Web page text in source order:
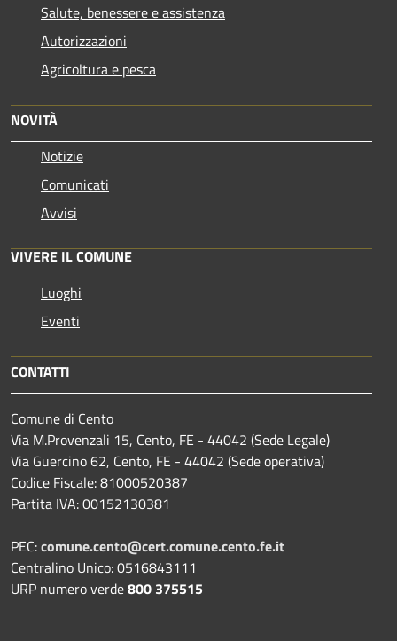
Salute, benessere e assistenza
Autorizzazioni
Agricoltura e pesca
NOVITÀ
Notizie
Comunicati
Avvisi
VIVERE IL COMUNE
Luoghi
Eventi
CONTATTI
Comune di Cento
Via M.Provenzali 15, Cento, FE - 44042 (Sede Legale)
Via Guercino 62, Cento, FE - 44042 (Sede operativa)
Codice Fiscale: 81000520387
Partita IVA: 00152130381
PEC:comune.cento@cert.comune.cento.fe.it
Centralino Unico: 0516843111
URP numero verde800 375515